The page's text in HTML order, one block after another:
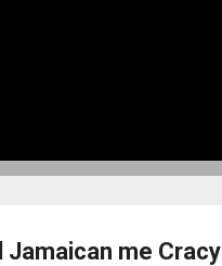
Jamaican me Cracy